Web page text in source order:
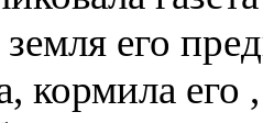
его
кормила